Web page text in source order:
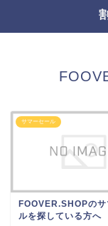
サマーセール
FOOVER.SHOPのサ
ルを探している方へ